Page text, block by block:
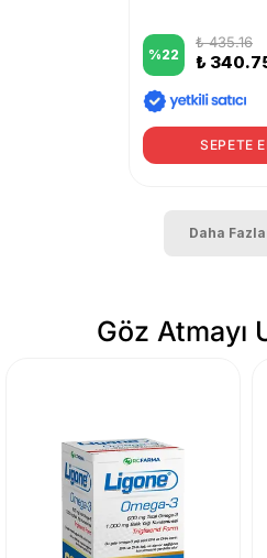
%22
₺ 435.16
₺
SEPETE
Daha
Göz Atmayı